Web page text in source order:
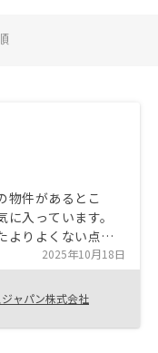
物件があるとこ
入っています。
よりよくない点な
ね満足していま
言ってこない。家
がない。
2025年10月18日
ャパン株式会社